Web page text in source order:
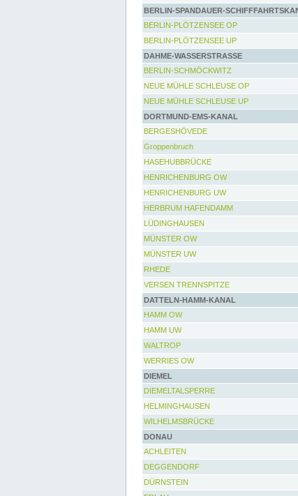
BERLIN-SPANDAUER-
BERLIN-PLÖTZENSEE OP
BERLIN-PLÖTZENSEE UP
DAHME-WASSERSTRASSE
BERLIN-SCHMÖCKWITZ
NEUE MÜHLE SCHLEUSE OP
NEUE MÜHLE SCHLEUSE UP
DORTMUND-EMS-KANAL
BERGESHÖVEDE
Groppenbruch
HASEHUBBRÜCKE
HENRICHENBURG OW
HENRICHENBURG UW
HERBRUM HAFENDAMM
LÜDINGHAUSEN
MÜNSTER OW
MÜNSTER UW
RHEDE
VERSEN TRENNSPITZE
DATTELN-HAMM-KANAL
HAMM OW
HAMM UW
WALTROP
WERRIES OW
DIEMEL
DIEMELTALSPERRE
HELMINGHAUSEN
WILHELMSBRÜCKE
DONAU
ACHLEITEN
DEGGENDORF
DÜRNSTEIN